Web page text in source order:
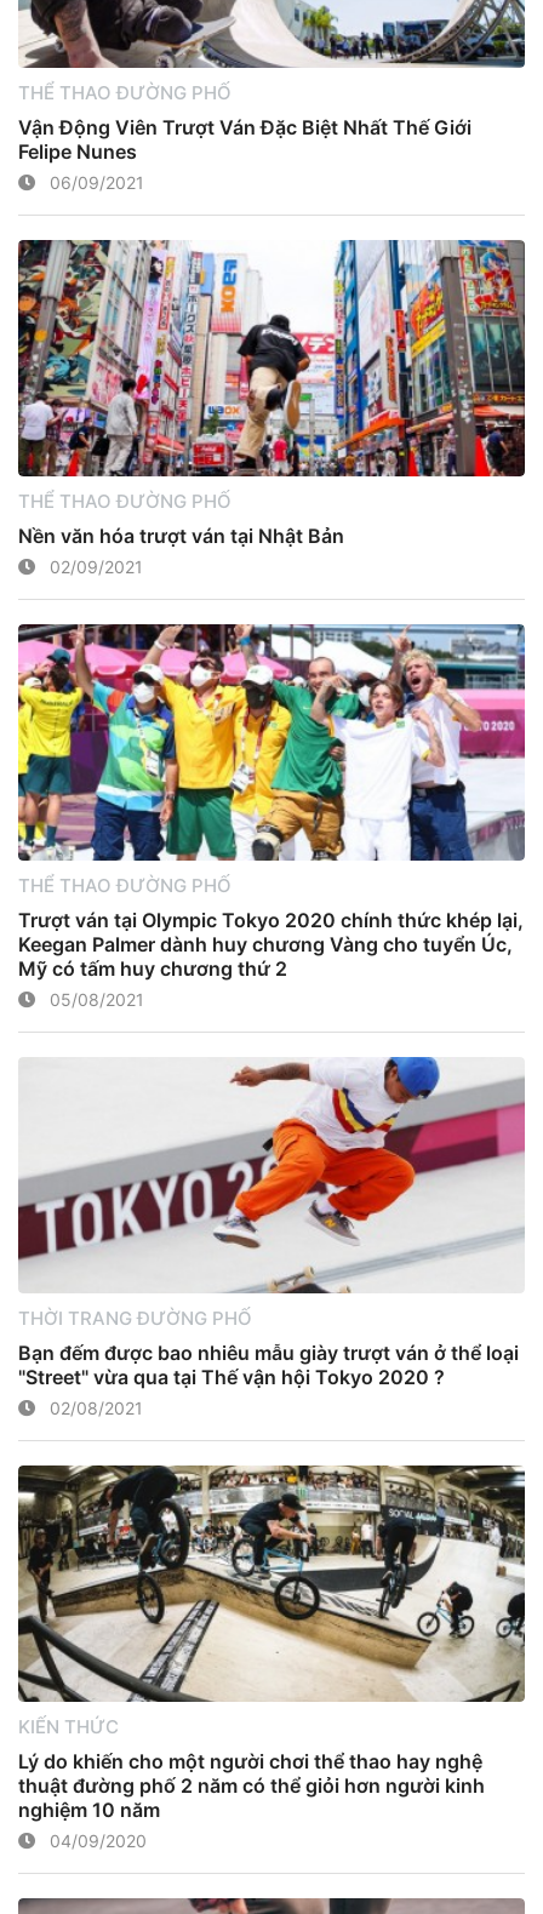
THỂ THAO ĐƯỜNG PHỐ
Vận Động Viên Trượt Ván Đặc Biệt Nhất Thế Giới
Felipe Nunes
06/09/2021
THỂ THAO ĐƯỜNG PHỐ
Nền văn hóa trượt ván tại Nhật Bản
02/09/2021
THỂ THAO ĐƯỜNG PHỐ
Trượt ván tại Olympic Tokyo 2020 chính thức khép lại,
Keegan Palmer dành huy chương Vàng cho tuyển Úc,
Mỹ có tấm huy chương thứ 2
05/08/2021
THỜI TRANG ĐƯỜNG PHỐ
Bạn đếm được bao nhiêu mẫu giày trượt ván ở thể loại
"Street" vừa qua tại Thế vận hội Tokyo 2020 ?
02/08/2021
KIẾN THỨC
Lý do khiến cho một người chơi thể thao hay nghệ
thuật đường phố 2 năm có thể giỏi hơn người kinh
nghiệm 10 năm
04/09/2020